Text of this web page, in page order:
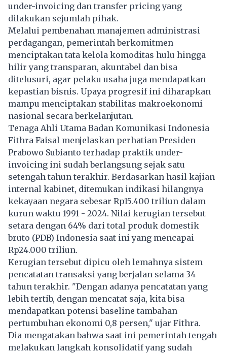
under-invoicing dan transfer pricing yang
dilakukan sejumlah pihak.
Melalui pembenahan manajemen administrasi
perdagangan, pemerintah berkomitmen
menciptakan tata kelola komoditas hulu hingga
hilir yang transparan, akuntabel dan bisa
ditelusuri, agar pelaku usaha juga mendapatkan
kepastian bisnis. Upaya progresif ini diharapkan
mampu menciptakan stabilitas makroekonomi
nasional secara berkelanjutan.
Tenaga Ahli Utama Badan Komunikasi Indonesia
Fithra Faisal menjelaskan perhatian Presiden
Prabowo Subianto terhadap praktik under-
invoicing ini sudah berlangsung sejak satu
setengah tahun terakhir. Berdasarkan hasil kajian
internal kabinet, ditemukan indikasi hilangnya
kekayaan negara sebesar Rp15.400 triliun dalam
kurun waktu 1991 - 2024. Nilai kerugian tersebut
setara dengan 64% dari total produk domestik
bruto (PDB) Indonesia saat ini yang mencapai
Rp24.000 triliun.
Kerugian tersebut dipicu oleh lemahnya sistem
pencatatan transaksi yang berjalan selama 34
tahun terakhir. "Dengan adanya pencatatan yang
lebih tertib, dengan mencatat saja, kita bisa
mendapatkan potensi baseline tambahan
pertumbuhan ekonomi 0,8 persen," ujar Fithra.
Dia mengatakan bahwa saat ini pemerintah tengah
melakukan langkah konsolidatif yang sudah